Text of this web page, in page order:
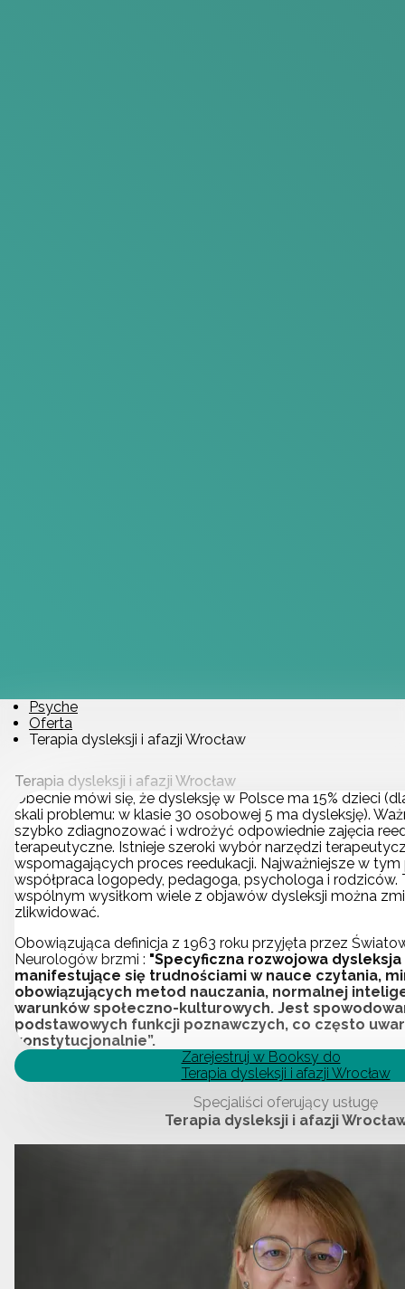
Psyche
Oferta
Terapia dysleksji i afazji Wrocław
Terapia dysleksji i afazji Wrocław
Obecnie mówi się, że dysleksję w Polsce ma 15% dzieci
skali problemu: w klasie 30 osobowej 5 ma dysleksję).
szybko zdiagnozować i wdrożyć odpowiednie zajęcia
terapeutyczne. Istnieje szeroki wybór narzędzi
wspomagających proces reedukacji. Najważniejsze w tym
współpraca logopedy, pedagoga, psychologa i rodziców.
wspólnym wysiłkom wiele z objawów dysleksji można
zlikwidować.
Obowiązująca definicja z 1963 roku przyjęta przez
Neurologów brzmi : "Specyficzna rozwojowa
manifestujące się trudnościami w nauce czytania,
obowiązujących metod nauczania, normalnej
warunków społeczno-kulturowych. Jest
podstawowych funkcji poznawczych, co często
konstytucjonalnie”.
Zarejestruj w Booksy do
Terapia dysleksji i afazji Wrocław
Specjaliści oferujący usługę
Terapia dysleksji i afazji